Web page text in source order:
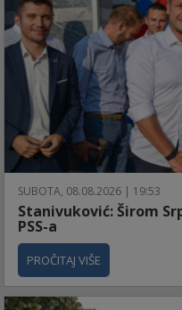
SUBOTA, 08.08.2026 | 19:53
Stanivuković: Širom
PSS-a
PROČITAJ VIŠE